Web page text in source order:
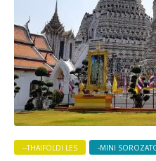
--THAIFÖLDI LES -MINI